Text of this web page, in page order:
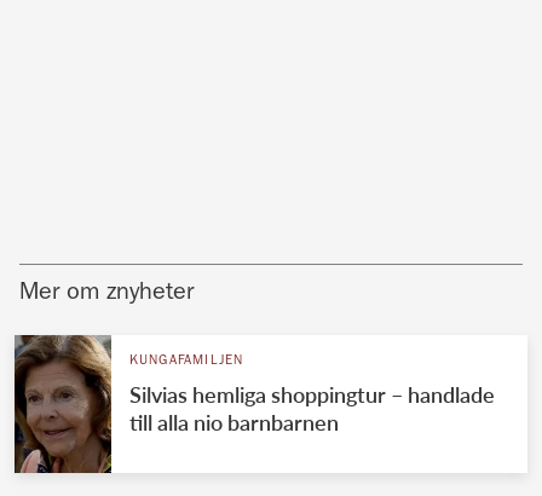
Mer om znyheter
KUNGAFAMILJEN
Silvias hemliga shoppingtur – handlade
till alla nio barnbarnen